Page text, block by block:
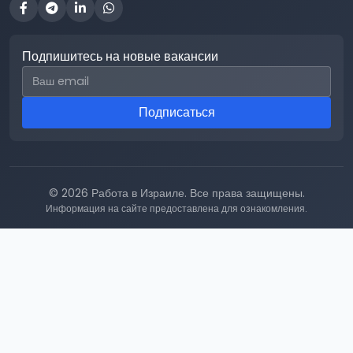
Подпишитесь на новые вакансии
Email для подписки
Подписаться
© 2026 Работа в Израиле. Все права защищены.
Информация на сайте предоставлена для ознакомления.